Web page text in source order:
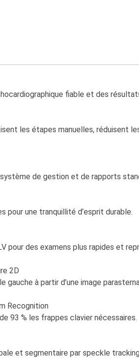
fiable et des
les étapes manuelles, réduisent
de gestion et de rapports
pour une tranquillité d’esprit durable.
pour des examens plus rapides et
2D
à partir d’une image
Recognition
93 % les frappes clavier nécessaires.
et segmentaire par speckle